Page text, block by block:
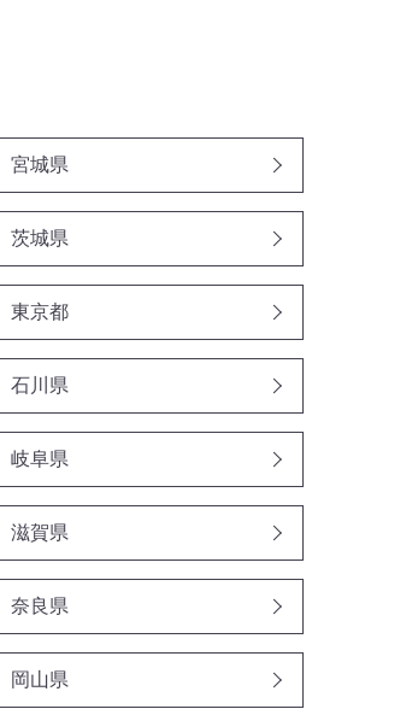
宮城県
茨城県
東京都
石川県
岐阜県
滋賀県
奈良県
岡山県